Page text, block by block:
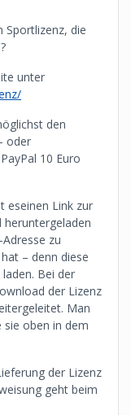
die
unter
den
oder
10 Euro
eseinen Link zur
heruntergeladen
zu
– denn diese
Bei der
der Lizenz
Man
sie oben in dem
der Lizenz
geht beim